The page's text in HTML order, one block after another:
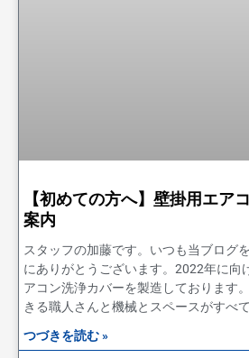
【初めての方へ】壁掛用エア
案内
スタッフの加藤です。いつも当ブログ
にありがとうございます。2022年に向
アコン洗浄カバーを製造しております
きる職人さんと機械とスペースがすべ
つづきを読む »